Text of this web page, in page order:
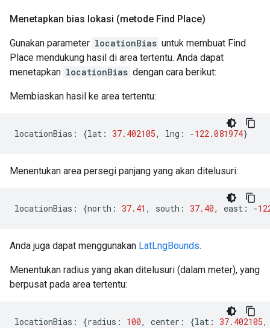
Menetapkan bias lokasi (metode Find Place)
Gunakan parameter locationBias untuk membuat Find
Place mendukung hasil di area tertentu. Anda dapat
menetapkan locationBias dengan cara berikut:
Membiaskan hasil ke area tertentu:
locationBias : {lat : 37.402105, lng : -122.081974}
Menentukan area persegi panjang yang akan ditelusuri:
locationBias : {north : 37.41 , south : 37.40, east : -
Anda juga dapat menggunakan LatLngBounds.
Menentukan radius yang akan ditelusuri (dalam meter), yang
berpusat pada area tertentu:
locationBias : {radius : 100, center : {lat : 37.402105,